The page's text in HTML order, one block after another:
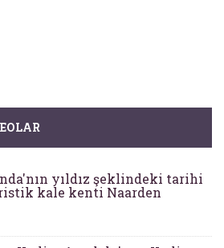
yıldız şeklindeki tarihi
kale kenti Naarden